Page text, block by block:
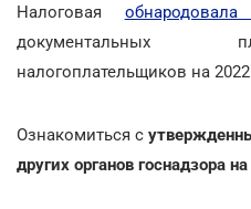
Налоговая обнародовала
документальных
налогоплательщиков на 2022
Ознакомиться с
других органов госнадзора